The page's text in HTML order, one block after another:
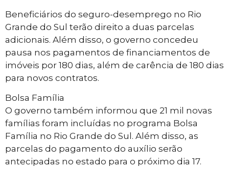
Beneficiários do seguro-desemprego no Rio
Grande do Sul terão direito a duas parcelas
adicionais. Além disso, o governo concedeu
pausa nos pagamentos de financiamentos de
imóveis por 180 dias, além de carência de 180 dias
para novos contratos.
Bolsa Família
O governo também informou que 21 mil novas
famílias foram incluídas no programa Bolsa
Família no Rio Grande do Sul. Além disso, as
parcelas do pagamento do auxílio serão
antecipadas no estado para o próximo dia 17.